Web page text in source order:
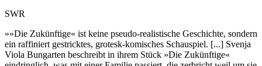
SWR
»»Die Zukünftige« ist keine pseudo-realistische Geschichte, sondern
ein raffiniert gestricktes, grotesk-komisches Schauspiel. [...] Svenja
Viola Bungarten beschreibt in ihrem Stück »Die Zukünftige«